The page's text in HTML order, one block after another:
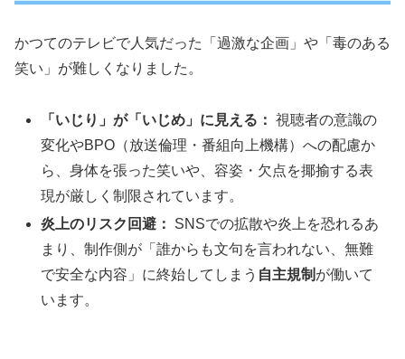
かつてのテレビで人気だった「過激な企画」や「毒のある
笑い」が難しくなりました。
「いじり」が「いじめ」に見える： 視聴者の意識の
変化やBPO（放送倫理・番組向上機構）への配慮か
ら、身体を張った笑いや、容姿・欠点を揶揄する表
現が厳しく制限されています。
炎上のリスク回避：
SNSでの拡散や炎上を恐れるあ
まり、制作側が「誰からも文句を言われない、無難
で安全な内容」に終始してしまう 自主規制 が働いて
います。